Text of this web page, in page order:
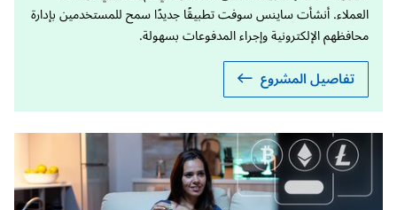
العملاء. أنشأت ساينس سوفت تطبيقًا جديدًا سمح للمستخدمين بإدارة
محافظهم الإلكترونية وإجراء المدفوعات بسهولة.
تفاصيل المشروع